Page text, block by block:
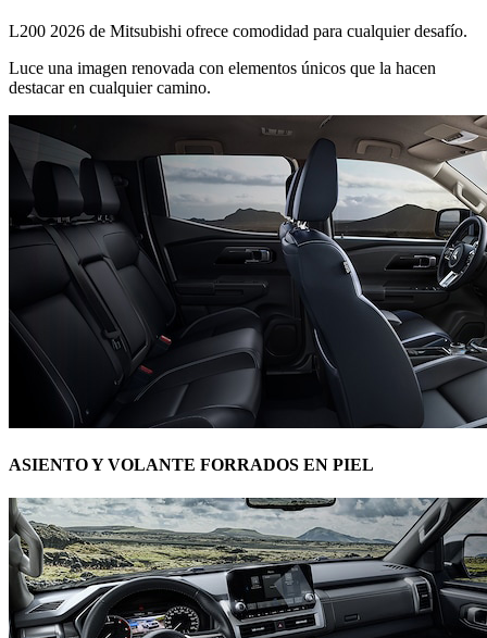
L200 2026 de Mitsubishi ofrece comodidad para cualquier desafío.
Luce una imagen renovada con elementos únicos que la hacen
destacar en cualquier camino.
ASIENTO Y VOLANTE FORRADOS EN PIEL